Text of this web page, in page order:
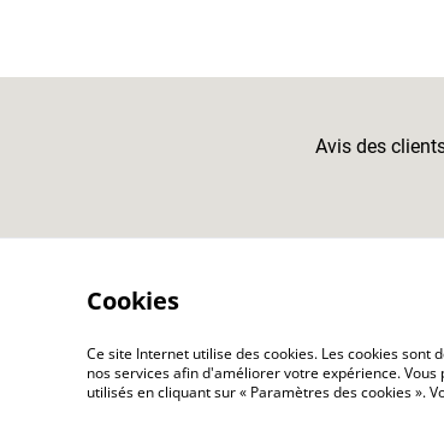
Avis des
©2026 Atelier Karasu
Cookies
Ce site Internet utilise des cookies. Les cookies
nos services afin d'améliorer votre expérience.
utilisés en cliquant sur « Paramètres des cookies ».